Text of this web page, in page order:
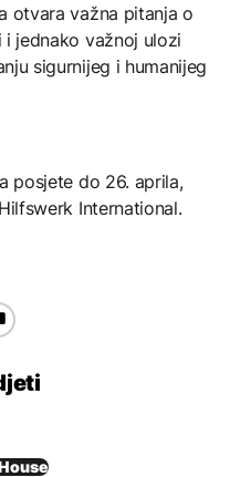
otvara važna pitanja o
jednako važnoj ulozi
sigurnijeg i humanijeg
posjete do 26. aprila,
International.